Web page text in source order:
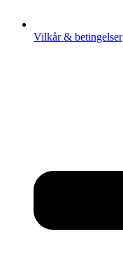
Vilkår & betingelser